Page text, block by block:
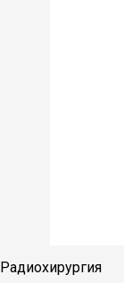
Радиохирургия